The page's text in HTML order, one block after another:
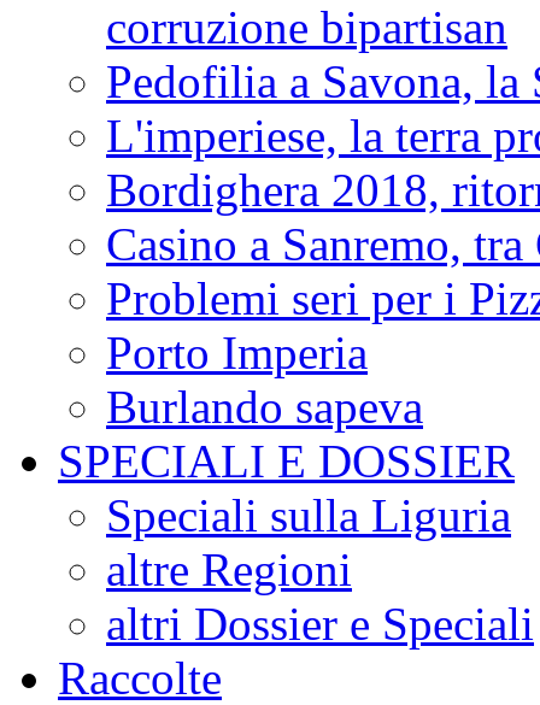
corruzione bipartisan
Pedofilia a Savona, la
L'imperiese, la terra
Bordighera 2018,
Casino a Sanremo,
Problemi seri per i
Porto Imperia
Burlando sapeva
SPECIALI E DOSSIER
Speciali sulla Liguria
altre Regioni
altri Dossier e Speciali
Raccolte